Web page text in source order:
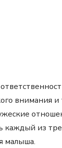
внимания
каждый из
малыша.